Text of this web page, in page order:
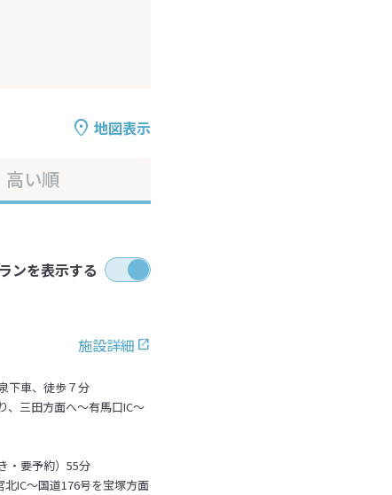
地図表示
高い順
ンを表示する
施設詳細
下車、徒歩７分
、三田方面へ～有馬口IC～
・要予約）55分
IC～国道176号を宝塚方面